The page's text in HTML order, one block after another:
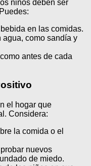
niños deben ser
en las comidas.
agua, como sandía y
antes de cada
el hogar que
Considera:
la comida o el
nuevos
de miedo.